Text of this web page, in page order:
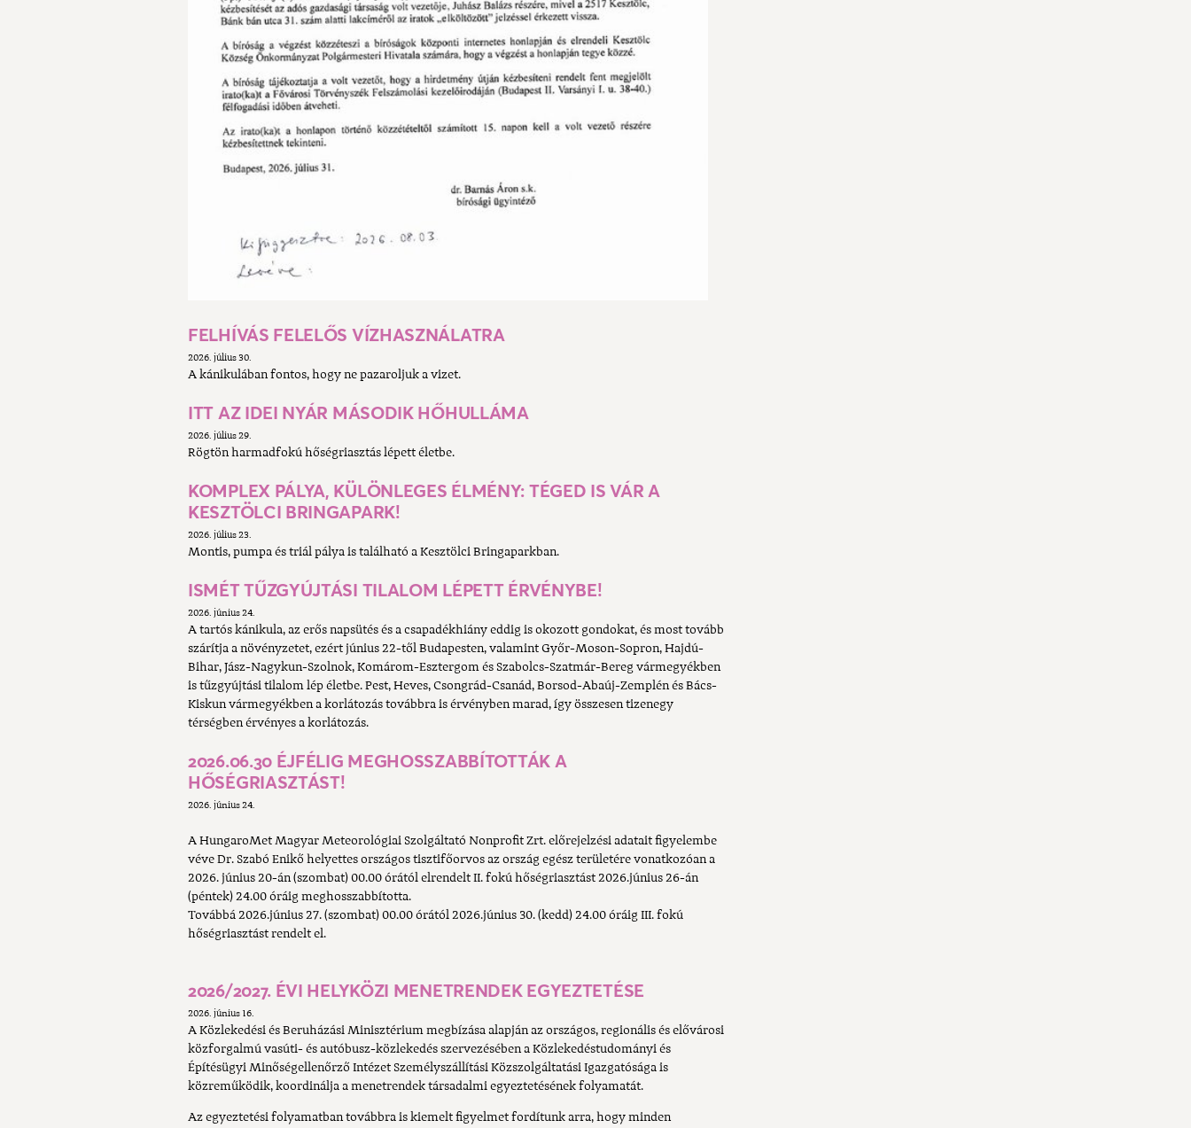
FELHÍVÁS FELELŐS VÍZHASZNÁLATRA
2026. július 30.
A kánikulában fontos, hogy ne pazaroljuk a vizet.
ITT AZ IDEI NYÁR MÁSODIK HŐHULLÁMA
2026. július 29.
Rögtön harmadfokú hőségriasztás lépett életbe.
KOMPLEX PÁLYA, KÜLÖNLEGES ÉLMÉNY: TÉGED IS VÁR A
KESZTÖLCI BRINGAPARK!
2026. július 23.
Montis, pumpa és triál pálya is található a Kesztölci Bringaparkban.
ISMÉT TŰZGYÚJTÁSI TILALOM LÉPETT ÉRVÉNYBE!
2026. június 24.
A tartós kánikula, az erős napsütés és a csapadékhiány eddig is okozott gondokat, és most tovább
szárítja a növényzetet, ezért június 22-től Budapesten, valamint Győr-Moson-Sopron, Hajdú-
Bihar, Jász-Nagykun-Szolnok, Komárom-Esztergom és Szabolcs-Szatmár-Bereg vármegyékben
is tűzgyújtási tilalom lép életbe. Pest, Heves, Csongrád-Csanád, Borsod-Abaúj-Zemplén és Bács-
Kiskun vármegyékben a korlátozás továbbra is érvényben marad, így összesen tizenegy
térségben érvényes a korlátozás.
2026.06.30 ÉJFÉLIG MEGHOSSZABBÍTOTTÁK A
HŐSÉGRIASZTÁST!
2026. június 24.
A HungaroMet Magyar Meteorológiai Szolgáltató Nonprofit Zrt. előrejelzési adatait figyelembe
véve Dr. Szabó Enikő helyettes országos tisztifőorvos az ország egész területére vonatkozóan a
2026. június 20-án (szombat) 00.00 órától elrendelt II. fokú hőségriasztást 2026.június 26-án
(péntek) 24.00 óráig meghosszabbította.
Továbbá 2026.június 27. (szombat) 00.00 órától 2026.június 30. (kedd) 24.00 óráig III. fokú
hőségriasztást rendelt el.
2026/2027. ÉVI HELYKÖZI MENETRENDEK EGYEZTETÉSE
2026. június 16.
A Közlekedési és Beruházási Minisztérium megbízása alapján az országos, regionális és elővárosi
közforgalmú vasúti- és autóbusz-közlekedés szervezésében a Közlekedéstudományi és
Építésügyi Minőségellenőrző Intézet Személyszállítási Közszolgáltatási Igazgatósága is
közreműködik, koordinálja a menetrendek társadalmi egyeztetésének folyamatát.
Az egyeztetési folyamatban továbbra is kiemelt figyelmet fordítunk arra, hogy minden